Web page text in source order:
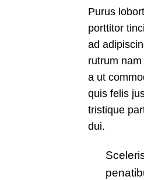
Purus
porttitor
ad
rutrum
a ut
quis felis
tristique
dui.